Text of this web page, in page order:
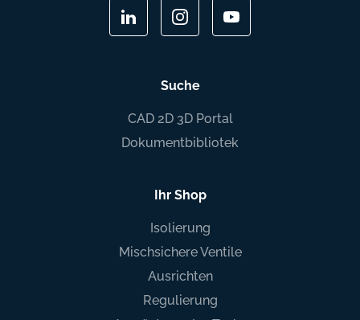
Suche
CAD 2D 3D Portal
Dokumentbibliotek
Ihr Shop
Isolierung
Mischsichere Ventile
Ausrichten
Regulierung